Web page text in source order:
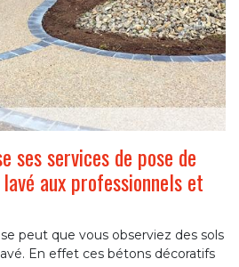
ses services de pose de
aux professionnels et
peut que vous observiez des sols
En effet ces bétons décoratifs